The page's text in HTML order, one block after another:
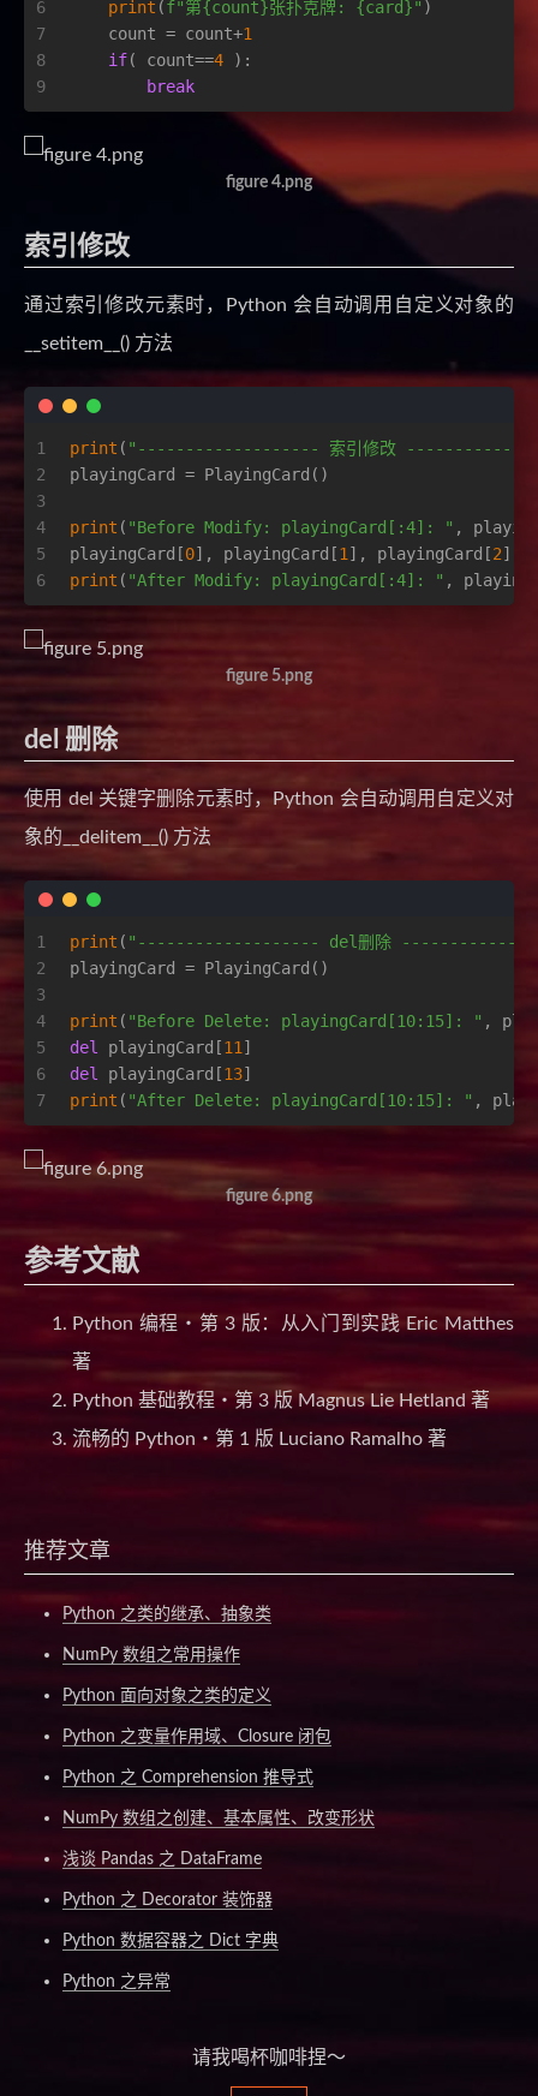
6
7
8
9
print (f"第{count}张扑克牌: {card}" )
    count = count+
1
if( count==4 ):
break
figure 4.png
索引修改
通过索引修改元素时，Python 会自动调用自定义对象的
__setitem__() 方法
1
2
3
4
5
6
print ( "------------------- 索引修改
playingCard = PlayingCard()
print ( "Before Modify: playingCard[:4]: " ,
playingCard[0], playingCard[1 ], playingCard[2] =
print ( "After Modify: playingCard[:4]: " ,
figure 5.png
del 删除
使用 del 关键字删除元素时，Python 会自动调用自定义对
象的__delitem__() 方法
1
2
3
4
5
6
7
print ( "------------------- del删除
playingCard = PlayingCard()
print ( "Before Delete: playingCard[10:15]: " ,
del
playingCard[11 ]
del
playingCard[13]
print ( "After Delete: playingCard[10:15]: " ,
figure 6.png
参考文献
Python 编程・第 3 版：从入门到实践 Eric Matthes
著
Python 基础教程・第 3 版 Magnus Lie Hetland 著
流畅的 Python・第 1 版 Luciano Ramalho 著
推荐文章
Python 之类的继承、抽象类
NumPy 数组之常用操作
Python 面向对象之类的定义
Python 之变量作用域、Closure 闭包
Python 之 Comprehension 推导式
NumPy 数组之创建、基本属性、改变形状
浅谈 Pandas 之 DataFrame
Python 之 Decorator 装饰器
Python 数据容器之 Dict 字典
Python 之异常
请我喝杯咖啡捏～